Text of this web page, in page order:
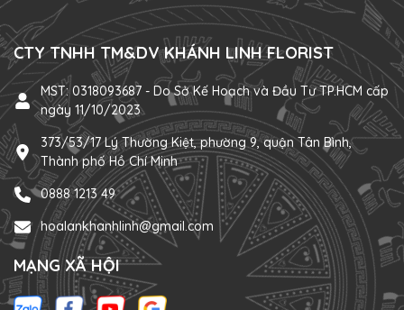
CTY TNHH TM&DV KHÁNH LINH FLORIST
MST: 0318093687 - Do Sở Kế Hoạch và Đầu Tư TP.HCM cấp
ngày 11/10/2023
373/53/17 Lý Thường Kiệt, phường 9, quận Tân Bình,
Thành phố Hồ Chí Minh
0888 1213 49
hoalankhanhlinh@gmail.com
MẠNG XÃ HỘI